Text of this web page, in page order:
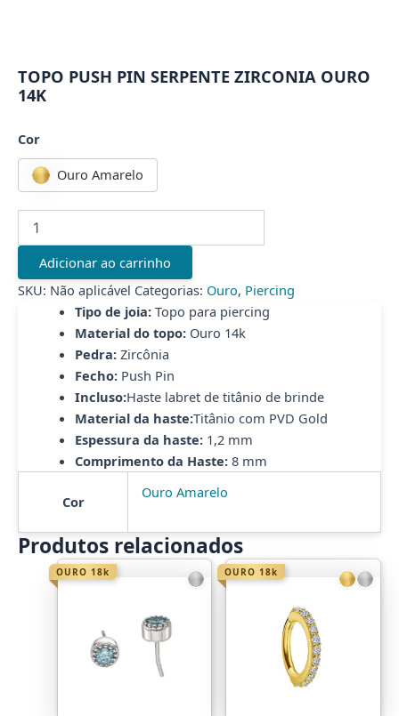
TOPO PUSH PIN SERPENTE ZIRCONIA OURO
14K
Cor
Ouro Amarelo
PUSH
PIN
SERPENTE
ZIRCONIA
quantidade
Adicionar ao carrinho
SKU: Não aplicável Categorias: Ouro, Piercing
Tipo de joia:Topo para piercing
Material do topo:Ouro 14k
Pedra:Zircônia
Fecho:Push Pin
Incluso:Haste labret de titânio de brinde
Material da haste:Titânio com PVD Gold
Espessura da haste:1,2 mm
Comprimento da Haste:8 mm
Cor
Ouro Amarelo
Produtos relacionados
OURO 18k OURO 18k